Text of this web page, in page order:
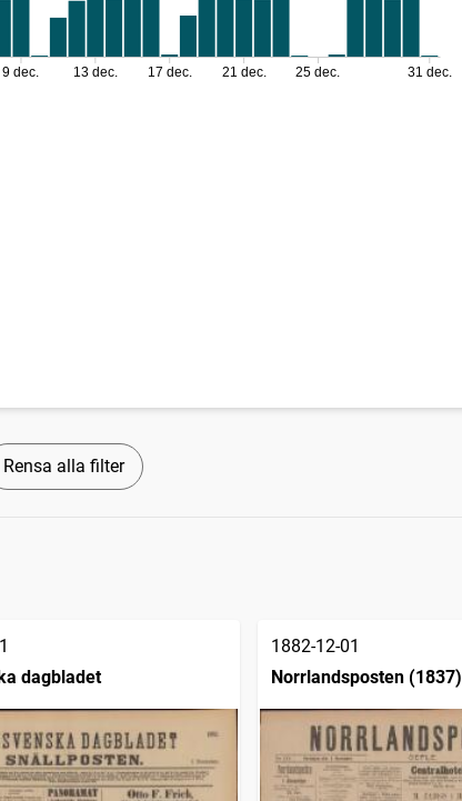
9 dec. 13 dec. 17 dec. 21 dec. 25 dec. 31 dec.
Rensa alla filter
dagbladet
1882-12-01
Norrlandsposten (1837)